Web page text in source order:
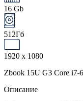
16 Gb
512Гб
1920 x 1080
Zbook 15U G3 Core
Описание